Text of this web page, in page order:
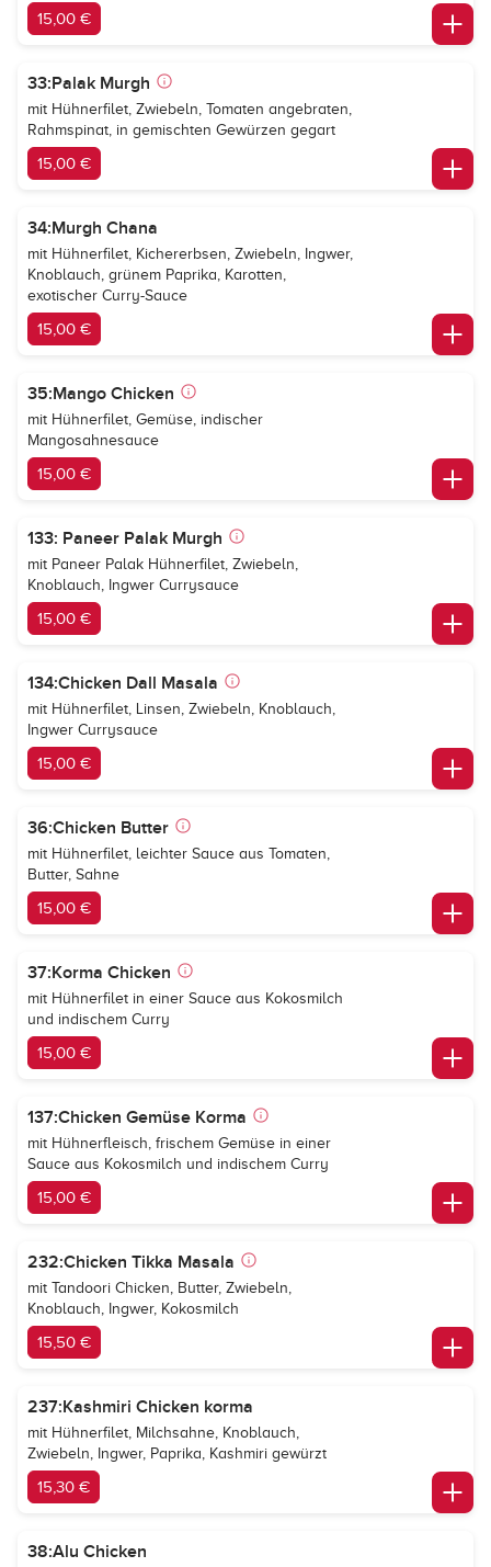
15,00 €
33:Palak Murgh
mit Hühnerfilet, Zwiebeln, Tomaten angebraten,
Rahmspinat, in gemischten Gewürzen gegart
15,00 €
34:Murgh Chana
mit Hühnerfilet, Kichererbsen, Zwiebeln, Ingwer,
Knoblauch, grünem Paprika, Karotten,
exotischer Curry-Sauce
15,00 €
35:Mango Chicken
mit Hühnerfilet, Gemüse, indischer
Mangosahnesauce
15,00 €
133: Paneer Palak Murgh
mit Paneer Palak Hühnerfilet, Zwiebeln,
Knoblauch, Ingwer Currysauce
15,00 €
134:Chicken Dall Masala
mit Hühnerfilet, Linsen, Zwiebeln, Knoblauch,
Ingwer Currysauce
15,00 €
36:Chicken Butter
mit Hühnerfilet, leichter Sauce aus Tomaten,
Butter, Sahne
15,00 €
37:Korma Chicken
mit Hühnerfilet in einer Sauce aus Kokosmilch
und indischem Curry
15,00 €
137:Chicken Gemüse Korma
mit Hühnerfleisch, frischem Gemüse in einer
Sauce aus Kokosmilch und indischem Curry
15,00 €
232:Chicken Tikka Masala
mit Tandoori Chicken, Butter, Zwiebeln,
Knoblauch, Ingwer, Kokosmilch
15,50 €
237:Kashmiri Chicken korma
mit Hühnerfilet, Milchsahne, Knoblauch,
Zwiebeln, Ingwer, Paprika, Kashmiri gewürzt
15,30 €
38:Alu Chicken